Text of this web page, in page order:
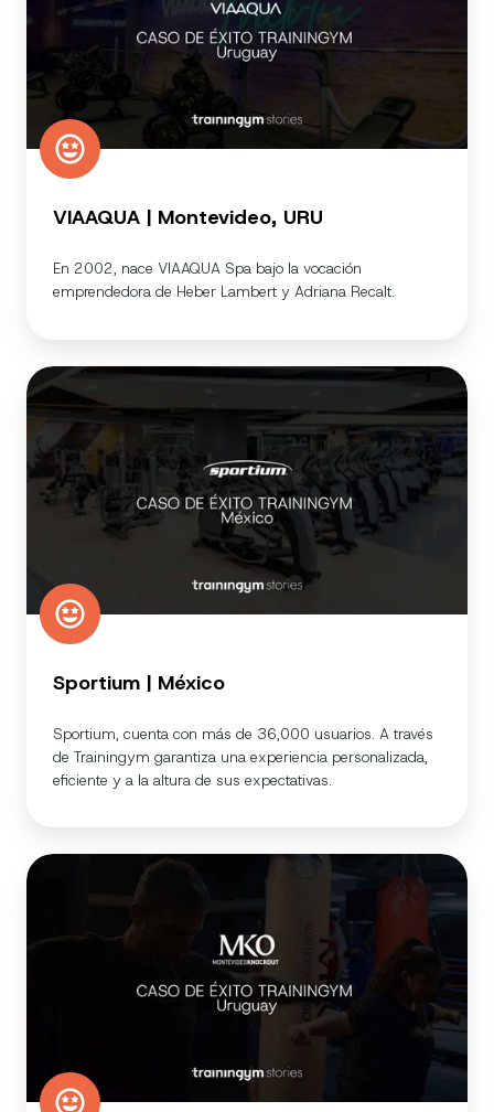
VIAAQUA | Montevideo, URU
En 2002, nace VIAAQUA Spa bajo la vocación
emprendedora de Heber Lambert y Adriana Recalt.
Sportium
México
Sportium | México
Sportium, cuenta con más de 36,000 usuarios. A través
de Trainingym garantiza una experiencia personalizada,
eficiente y a la altura de sus expectativas.
MKO